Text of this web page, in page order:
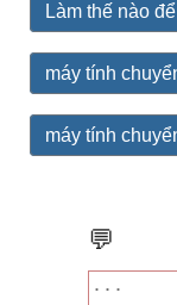
Làm thế nào
máy tính
máy tính
💬